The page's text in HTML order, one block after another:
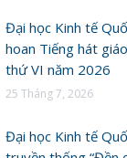
Đại học Kinh tế
hoan Tiếng hát
thứ VI năm 2026
25 Tháng 7, 2026
Đại học Kinh tế